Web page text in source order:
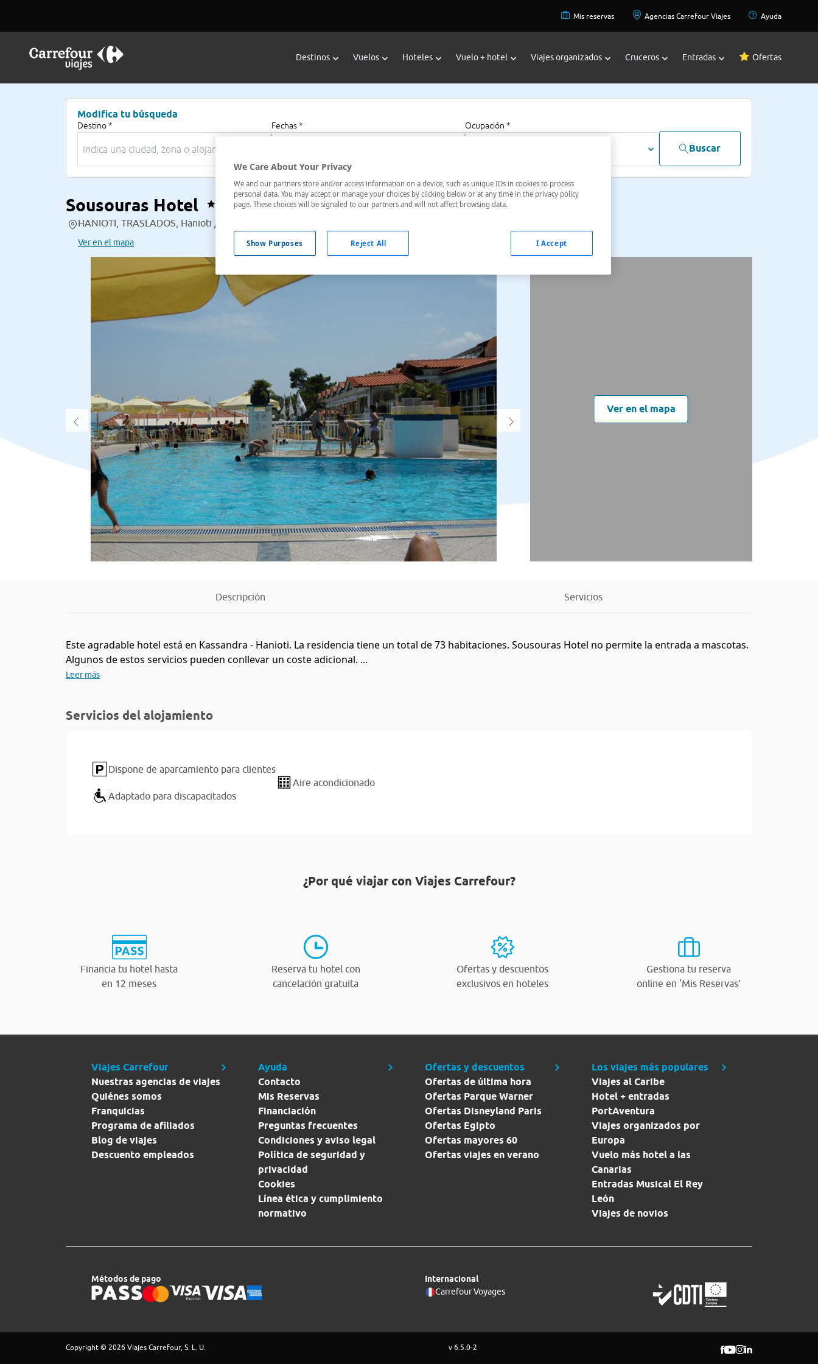
Mis reservas Agencias Carrefour Viajes Ayuda
Destinos Vuelos Hoteles Vuelo + hotel Viajes organizados Cruceros Entradas Ofertas
Modifica tu búsqueda
Destino * Fechas * Ocupación *
Buscar
Sousouras Hotel
HANIOTI, TRASLADOS, Hanioti / Chaniotis, Macedonia Central, Grecia
Ver en el mapa
Ver en el mapa
Descripción Servicios
Este agradable hotel está en Kassandra - Hanioti. La residencia tiene un total de 73 habitaciones. Sousouras Hotel no permite la entrada a mascotas.
Algunos de estos servicios pueden conllevar un coste adicional. ...
Leer más
Servicios del alojamiento
Dispone de aparcamiento para clientes
Adaptado para discapacitados
Aire acondicionado
¿Por qué viajar con Viajes Carrefour?
Financia tu hotel hasta
en 12 meses
Reserva tu hotel con
cancelación gratuita
Ofertas y descuentos
exclusivos en hoteles
Gestiona tu reserva
online en ‘Mis Reservas’
Viajes Carrefour
Nuestras agencias de viajes
Quiénes somos
Franquicias
Programa de afiliados
Blog de viajes
Descuento empleados
Ayuda
Contacto
Mis Reservas
Financiación
Preguntas frecuentes
Condiciones y aviso legal
Política de seguridad y
privacidad
Cookies
Línea ética y cumplimiento
normativo
Ofertas y descuentos
Ofertas de última hora
Ofertas Parque Warner
Ofertas Disneyland Paris
Ofertas Egipto
Ofertas mayores 60
Ofertas viajes en verano
Los viajes más populares
Viajes al Caribe
Hotel + entradas
PortAventura
Viajes organizados por
Europa
Vuelo más hotel a las
Canarias
Entradas Musical El Rey
León
Viajes de novios
Métodos de pago
Internacional
Carrefour Voyages
Copyright © 2026 Viajes Carrefour, S. L. U. v 6.5.0-2
We Care About Your Privacy
We and our partners store and/or access information on a device, such as unique IDs in cookies to process
personal data. You may accept or manage your choices by clicking below or at any time in the privacy policy
page. These choices will be signaled to our partners and will not affect browsing data.
Show Purposes Reject All I Accept